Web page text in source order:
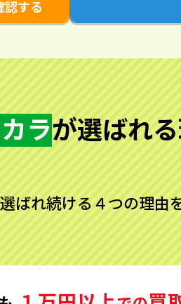
認する
ラが選ばれ
ばれ続ける４つの理由